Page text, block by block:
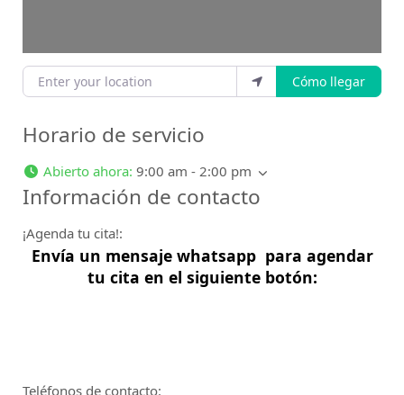
Enter your location Cómo llegar
Horario de servicio
Abierto ahora: 9:00 am - 2:00 pm
Información de contacto
¡Agenda tu cita!:
Envía un mensaje whatsapp para agendar
tu cita en el siguiente botón:
Teléfonos de contacto: